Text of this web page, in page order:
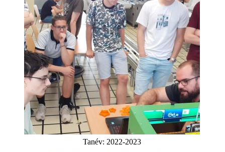
Tanév: 2022-2023